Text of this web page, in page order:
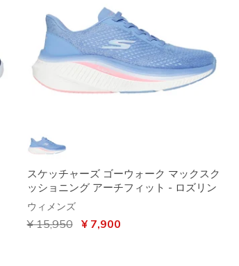
スケッチャーズ ゴーウォーク マックスク
ッショニング アーチフィット - ロズリン
ウィメンズ
からの値引き
¥ 15,950から
¥ 7,900